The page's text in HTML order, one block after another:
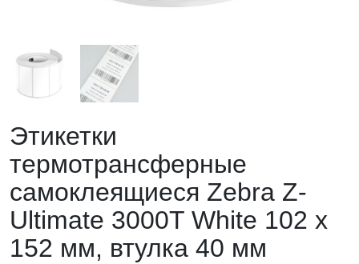
Этикетки
термотрансферные
самоклеящиеся Zebra Z-
Ultimate 3000T White 102 x
152 мм, втулка 40 мм